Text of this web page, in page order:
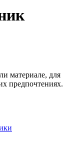
материале, для
предпочтениях.